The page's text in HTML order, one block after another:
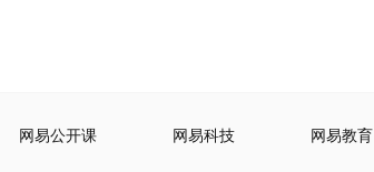
网易公开课 网易科技 网易教育